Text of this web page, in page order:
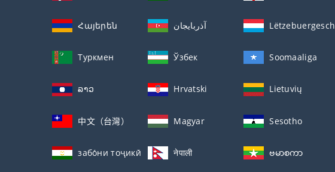
Հայերեն آذربايجان Lëtzebuergesch
Туркмен Ўзбек Soomaaliga
ລາວ Hrvatski Lietuvių
中文（台灣） Magyar Sesotho
забо́ни тоҷикӣ́ नेपाली ဗမာစကာ